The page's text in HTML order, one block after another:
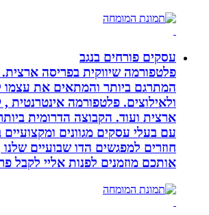
עסקים פורחים בנגב
פלטפורמה שיווקית בפריסה ארצית.
המתרגם ביותר והמתאים את עצמו
ולאילוצים. פלטפורמה אינטרנטית ,
ארצית ועוד. הקבוצה הדרומית ביותר
עם בעלי עסקים מגוונים ומקצועיים
חוזרים למפגשים הדו שבועיים שלנו , אם
אותכם מוזמנים לפנות אליי לקבל פרטים .